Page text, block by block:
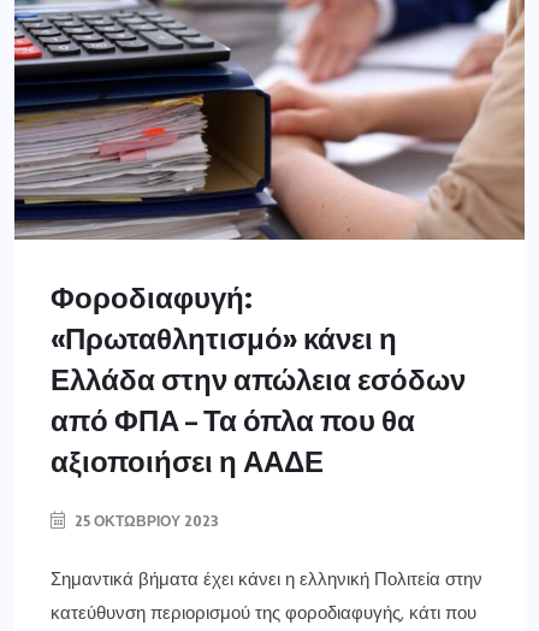
Φοροδιαφυγή:
«Πρωταθλητισμό» κάνει η
Ελλάδα στην απώλεια εσόδων
από ΦΠΑ – Τα όπλα που θα
αξιοποιήσει η ΑΑΔΕ
25 ΟΚΤΩΒΡΊΟΥ 2023
Σημαντικά βήματα έχει κάνει η ελληνική Πολιτεία στην
κατεύθυνση περιορισμού της φοροδιαφυγής, κάτι που